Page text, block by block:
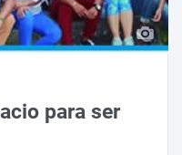
para ser